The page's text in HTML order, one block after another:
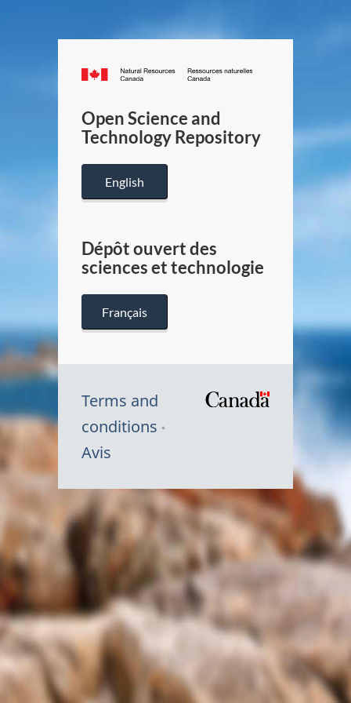
Canada.ca
/
Canada
Open Science and
Technology Repository
English
Dépôt ouvert des
sciences et technologie
Français
Terms and
conditions
Avis
Symbole
du
Canada